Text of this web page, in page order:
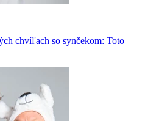
chvíľach so synčekom: Toto